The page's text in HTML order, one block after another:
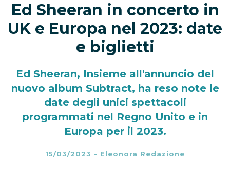
Ed Sheeran in concerto in
UK e Europa nel 2023: date
e biglietti
Ed Sheeran, Insieme all'annuncio del
nuovo album Subtract, ha reso note le
date degli unici spettacoli
programmati nel Regno Unito e in
Europa per il 2023.
15/03/2023 - Eleonora Redazione